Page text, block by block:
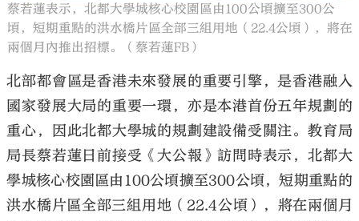
蔡若蓮表示，北都大學城核心校園區由100公頃擴至300公
頃，短期重點的洪水橋片區全部三組用地（22.4公頃），將在
兩個月內推出招標。（蔡若蓮FB）
北部都會區是香港未來發展的重要引擎，是香港融入
國家發展大局的重要一環，亦是本港首份五年規劃的
重心，因此北都大學城的規劃建設備受關注。教育局
局長蔡若蓮日前接受《大公報》訪問時表示，北都大
學城核心校園區由100公頃擴至300公頃，短期重點的
洪水橋片區全部三組用地（22.4公頃），將在兩個月